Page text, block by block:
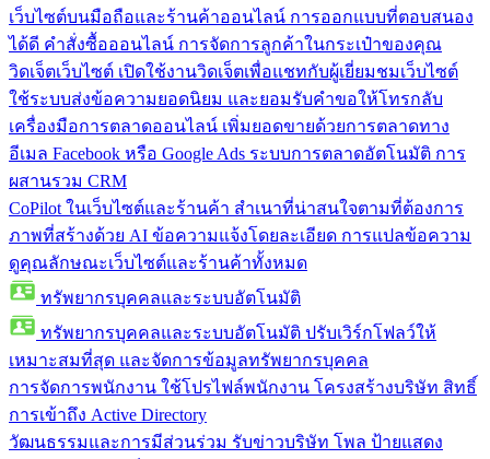
เว็บไซต์บนมือถือและร้านค้าออนไลน์ การออกแบบที่ตอบสนอง
ได้ดี คำสั่งซื้อออนไลน์ การจัดการลูกค้าในกระเป๋าของคุณ
วิดเจ็ตเว็บไซต์ เปิดใช้งานวิดเจ็ตเพื่อแชทกับผู้เยี่ยมชมเว็บไซต์
ใช้ระบบส่งข้อความยอดนิยม และยอมรับคำขอให้โทรกลับ
เครื่องมือการตลาดออนไลน์ เพิ่มยอดขายด้วยการตลาดทาง
อีเมล Facebook หรือ Google Ads ระบบการตลาดอัตโนมัติ การ
ผสานรวม CRM
CoPilot ในเว็บไซต์และร้านค้า สำเนาที่น่าสนใจตามที่ต้องการ
ภาพที่สร้างด้วย AI ข้อความแจ้งโดยละเอียด การแปลข้อความ
ดูคุณลักษณะเว็บไซต์และร้านค้าทั้งหมด
ทรัพยากรบุคคลและระบบอัตโนมัติ
ทรัพยากรบุคคลและระบบอัตโนมัติ ปรับเวิร์กโฟลว์ให้
เหมาะสมที่สุด และจัดการข้อมูลทรัพยากรบุคคล
การจัดการพนักงาน ใช้โปรไฟล์พนักงาน โครงสร้างบริษัท สิทธิ์
การเข้าถึง Active Directory
วัฒนธรรมและการมีส่วนร่วม รับข่าวบริษัท โพล ป้ายแสดง